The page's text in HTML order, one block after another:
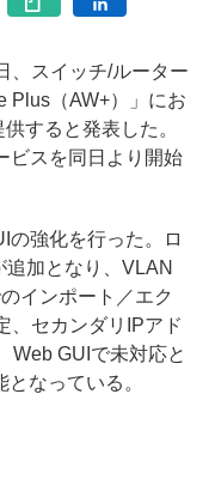
スイッチ/ルーター
Plus（AW+）」にお
すると発表した。
ビスを同日より開始
強化を行った。ロ
加となり、VLAN
インポート／エク
、セカンダリIPアド
Web GUIで未対応と
なっている。